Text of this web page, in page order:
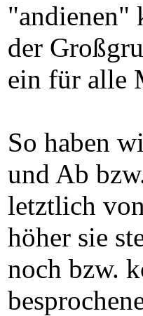
"andienen"
der
ein für alle
So haben
und Ab
letztlich
höher sie
noch bzw.